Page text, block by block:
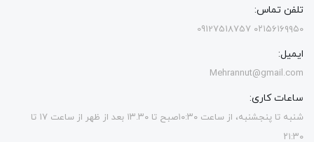
تلفن تماس:
۰۲۱۵۶۱۶۹۹۵۰ 09127518757
ایمیل:
Mehrannut@gmail.com
ساعات کاری:
شنبه تا پنجشنبه، از ساعت ۱۰:۳۰صبح تا ۱۳.۳۰ بعد از ظهر از ساعت ۱۷ تا
۲۱:۳۰